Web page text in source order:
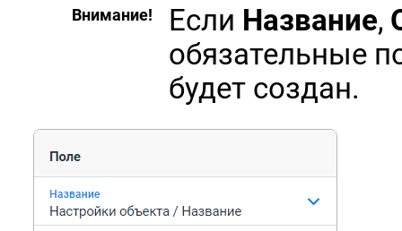
Внимание! Если Название,
обязательные
будет создан.